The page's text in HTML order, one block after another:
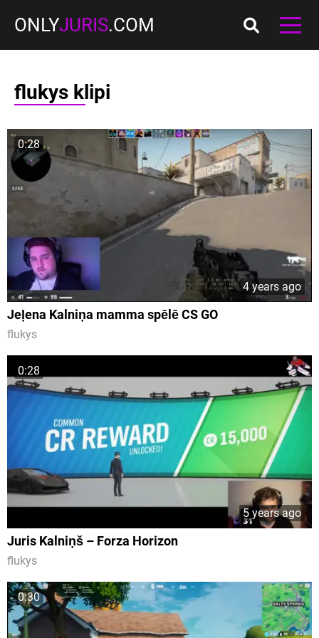
ONLYJURIS.COM
flukys klipi
0:28
4 years ago
Jeļena Kalniņa mamma spēlē CS GO
flukys
0:28
5 years ago
Juris Kalniņš – Forza Horizon
flukys
0:30